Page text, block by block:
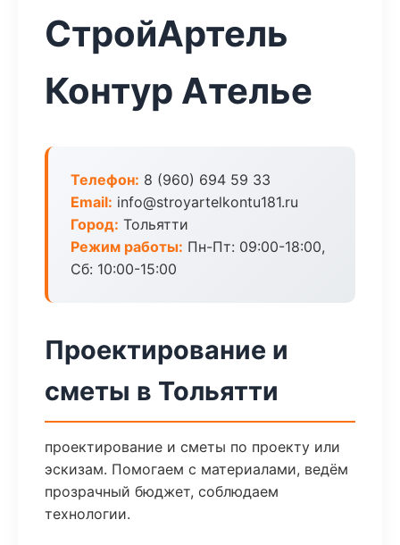
СтройАртель
Контур Ателье
Телефон: 8 (960) 694 59 33
Email: info@stroyartelkontu181.ru
Город: Тольятти
Режим работы: Пн-Пт: 09:00-18:00,
Сб: 10:00-15:00
Проектирование и
сметы в Тольятти
проектирование и сметы по проекту или
эскизам. Помогаем с материалами, ведём
прозрачный бюджет, соблюдаем
технологии.